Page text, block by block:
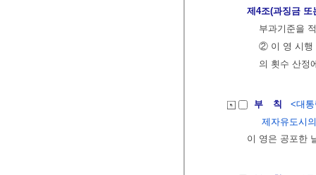
제4조(과징금 또
부과기준을
② 이 영 시행
의 횟수 산정
부 칙
<대
제자유도시
이 영은 공포한